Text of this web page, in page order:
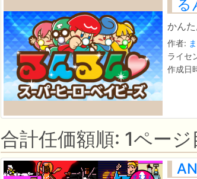
る
かん
作者:
ライセ
作成日
合計任価額順: 1ページ